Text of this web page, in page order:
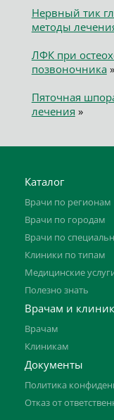
Нервный тик
методы
ЛФК при
позвоночника»
Пяточная
лечения »
Каталог
Врачи по регионам
Врачи по городам
Врачи по
Клиники по типам
Медицинские
Полезно знать
Врачам и
Врачам
Клиникам
Документы
Политика
Отказ от